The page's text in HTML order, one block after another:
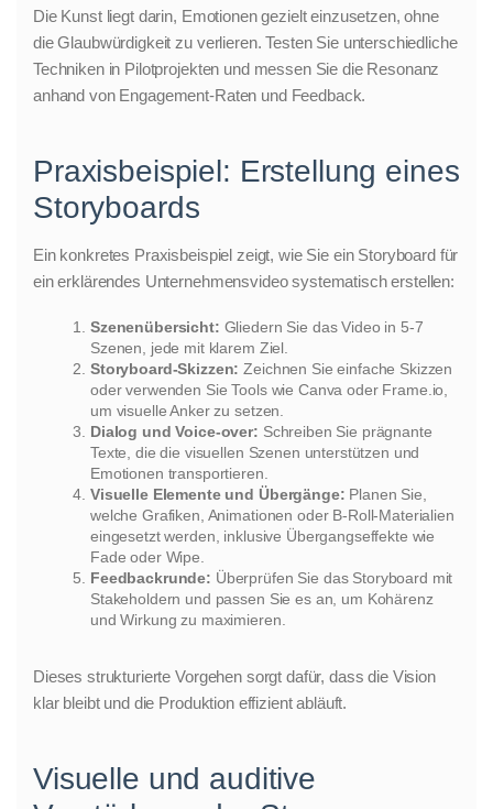
Die Kunst liegt darin, Emotionen gezielt einzusetzen, ohne
die Glaubwürdigkeit zu verlieren. Testen Sie unterschiedliche
Techniken in Pilotprojekten und messen Sie die Resonanz
anhand von Engagement-Raten und Feedback.
Praxisbeispiel: Erstellung eines
Storyboards
Ein konkretes Praxisbeispiel zeigt, wie Sie ein Storyboard für
ein erklärendes Unternehmensvideo systematisch erstellen:
Szenenübersicht: Gliedern Sie das Video in 5-7
Szenen, jede mit klarem Ziel.
Storyboard-Skizzen: Zeichnen Sie einfache Skizzen
oder verwenden Sie Tools wie Canva oder Frame.io,
um visuelle Anker zu setzen.
Dialog und Voice-over: Schreiben Sie prägnante
Texte, die die visuellen Szenen unterstützen und
Emotionen transportieren.
Visuelle Elemente und Übergänge: Planen Sie,
welche Grafiken, Animationen oder B-Roll-Materialien
eingesetzt werden, inklusive Übergangseffekte wie
Fade oder Wipe.
Feedbackrunde: Überprüfen Sie das Storyboard mit
Stakeholdern und passen Sie es an, um Kohärenz
und Wirkung zu maximieren.
Dieses strukturierte Vorgehen sorgt dafür, dass die Vision
klar bleibt und die Produktion effizient abläuft.
Visuelle und auditive